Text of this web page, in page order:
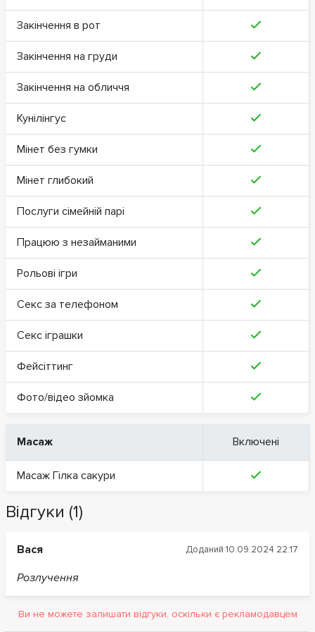
Закінчення в рот
Закінчення на груди
Закінчення на обличчя
Кунілінгус
Мінет без гумки
Мінет глибокий
Послуги сімейній парі
Працюю з незайманими
Рольові ігри
Секс за телефоном
Секс іграшки
Фейсіттинг
Фото/відео зйомка
Масаж Включені
Масаж Гілка сакури
Відгуки (1)
Вася Доданий 10.09.2024 22:17
Розлучення
Ви не можете залишати відгуки, оскільки є рекламодавцем